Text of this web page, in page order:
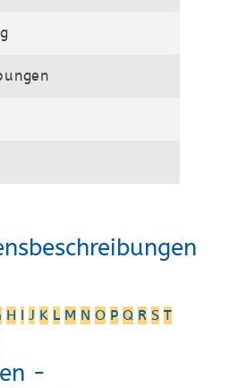
H I J K L M N O P Q R S T
-